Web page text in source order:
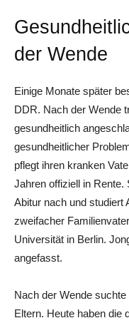
der Wende
Einige Monate später
DDR. Nach der Wende
gesundheitlich
gesundheitlicher
pflegt ihren kranken
Jahren offiziell in Rente.
Abitur nach und studiert
zweifacher
Universität in Berlin.
angefasst.
Nach der Wende
Eltern. Heute haben die